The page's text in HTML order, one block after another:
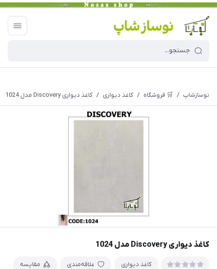
نوسازشاپ / 🛒 فروشگاه / کاغذ دیواری / کاغذ دیواری Discovery مدل 1024
کاغذ دیواری Discovery مدل 1024
کاغذ دیواری علاقه‌مندی مقایسه